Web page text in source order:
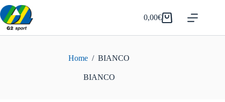
Salta
al
contenuto
Carrello
0,00€
Home / BIANCO
BIANCO